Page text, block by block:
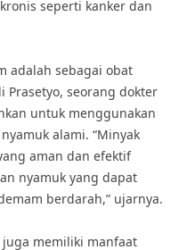
seperti kanker dan
adalah sebagai obat
Prasetyo, seorang dokter
untuk menggunakan
alami. “Minyak
aman dan efektif
nyamuk yang dapat
berdarah,” ujarnya.
memiliki manfaat